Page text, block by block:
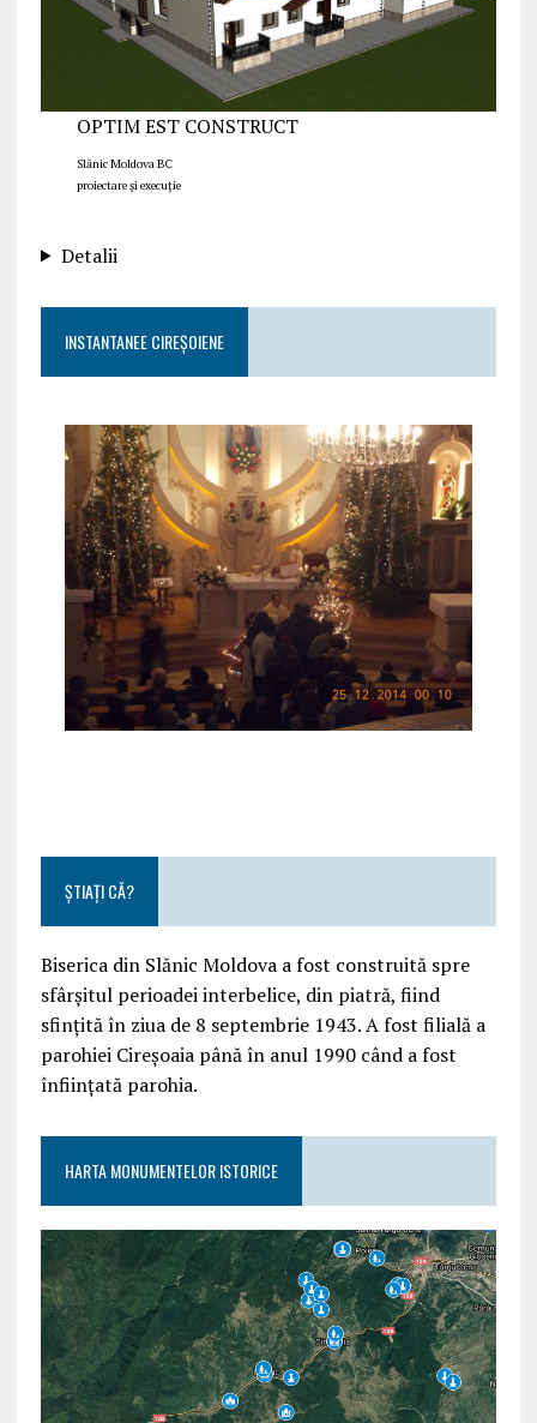
OPTIM EST CONSTRUCT
Slănic Moldova BC
proiectare și execuție
Detalii
INSTANTANEE CIREȘOIENE
ȘTIAȚI CĂ?
Biserica din Slănic Moldova a fost construită spre
sfârşitul perioadei interbelice, din piatră, fiind
sfinţită în ziua de 8 septembrie 1943. A fost filială a
parohiei Cireşoaia până în anul 1990 când a fost
înfiinţată parohia.
HARTA MONUMENTELOR ISTORICE